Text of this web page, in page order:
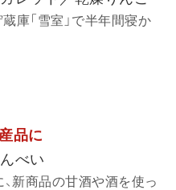
庫「雪室」で半年間寝か
品に
べい
新商品の甘酒や酒を使っ